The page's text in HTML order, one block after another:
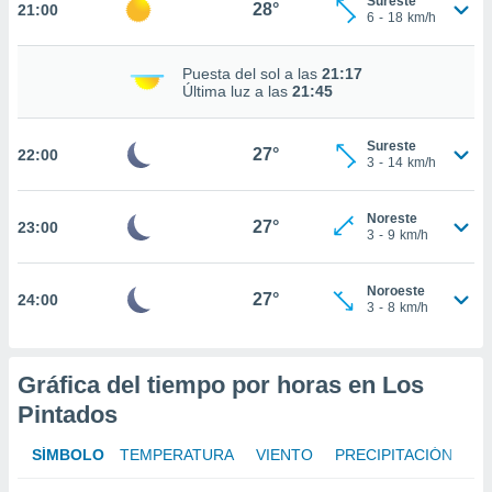
como
IP
a lo que
Para
su
u
21:00 28°
6 - 18 km/h
Puesta del sol a las 21:17
Última luz a las 21:45
22:00 27°
Sureste
3 - 14 km/h
23:00 27°
Noreste
3 - 9 km/h
24:00 27°
Noroeste
3 - 8 km/h
Gráfica del tiempo por horas en Los
Pintados
SÍMBOLO TEMPERATURA VIENTO PRECIPITACIÓN